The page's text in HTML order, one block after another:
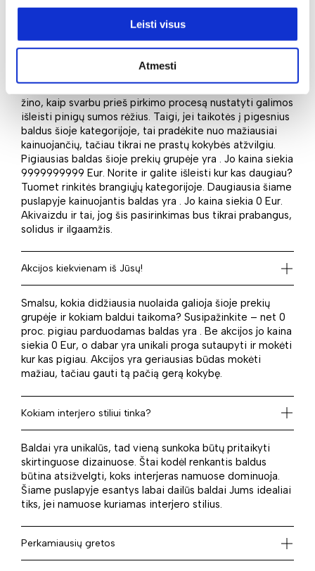
Leisti visus
Atmesti
žino, kaip svarbu prieš pirkimo procesą nustatyti galimos
išleisti pinigų sumos rėžius. Taigi, jei taikotės į pigesnius
baldus šioje kategorijoje, tai pradėkite nuo mažiausiai
kainuojančių, tačiau tikrai ne prastų kokybės atžvilgiu.
Pigiausias baldas šioje prekių grupėje yra . Jo kaina siekia
9999999999 Eur. Norite ir galite išleisti kur kas daugiau?
Tuomet rinkitės brangiųjų kategorijoje. Daugiausia šiame
puslapyje kainuojantis baldas yra . Jo kaina siekia 0 Eur.
Akivaizdu ir tai, jog šis pasirinkimas bus tikrai prabangus,
solidus ir ilgaamžis.
Akcijos kiekvienam iš Jūsų!
Smalsu, kokia didžiausia nuolaida galioja šioje prekių
grupėje ir kokiam baldui taikoma? Susipažinkite – net 0
proc. pigiau parduodamas baldas yra . Be akcijos jo kaina
siekia 0 Eur, o dabar yra unikali proga sutaupyti ir mokėti
kur kas pigiau. Akcijos yra geriausias būdas mokėti
mažiau, tačiau gauti tą pačią gerą kokybę.
Kokiam interjero stiliui tinka?
Baldai yra unikalūs, tad vieną sunkoka būtų pritaikyti
skirtinguose dizainuose. Štai kodėl renkantis baldus
būtina atsižvelgti, koks interjeras namuose dominuoja.
Šiame puslapyje esantys labai dailūs baldai Jums idealiai
tiks, jei namuose kuriamas interjero stilius.
Perkamiausių gretos